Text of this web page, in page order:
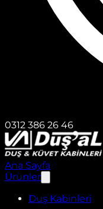
0312 386 26 46
Ana Sayfa
Ürünler
Duş Kabinleri